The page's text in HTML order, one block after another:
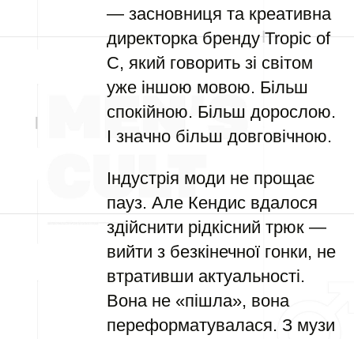
— засновниця та креативна
директорка бренду Tropic of
C, який говорить зі світом
уже іншою мовою. Більш
спокійною. Більш дорослою.
І значно більш довговічною.
Індустрія моди не прощає
пауз. Але Кендис вдалося
здійснити рідкісний трюк —
вийти з безкінечної гонки, не
втративши актуальності.
Вона не «пішла», вона
переформатувалася. З музи